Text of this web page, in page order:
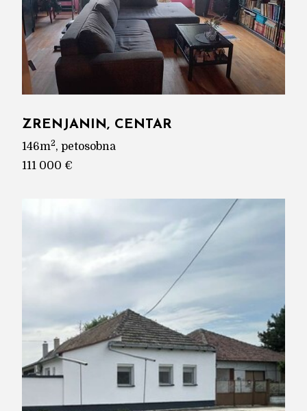
ZRENJANIN, CENTAR
146m2, petosobna
111 000 €